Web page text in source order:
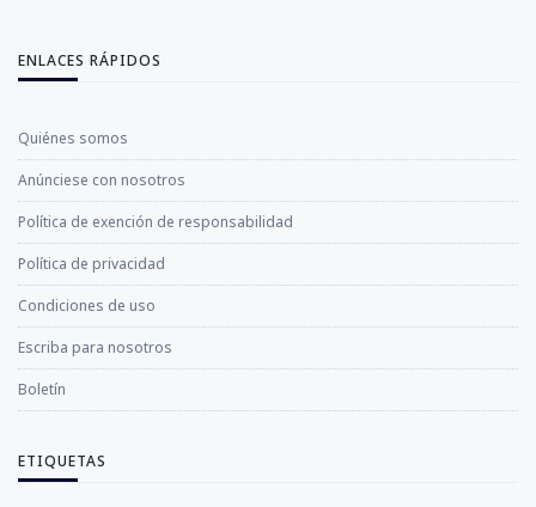
ENLACES RÁPIDOS
Quiénes somos
Anúnciese con nosotros
Política de exención de responsabilidad
Política de privacidad
Condiciones de uso
Escriba para nosotros
Boletín
ETIQUETAS